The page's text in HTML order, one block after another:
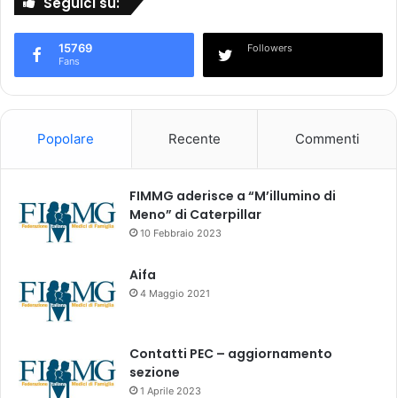
p
i
o
c
s
o
n
15769
Fans
Followers
Popolare Recente Commenti
FIMMG aderisce a “M’illumino di
Meno” di Caterpillar
10 Febbraio 2023
Aifa
4 Maggio 2021
Contatti PEC – aggiornamento
sezione
1 Aprile 2023